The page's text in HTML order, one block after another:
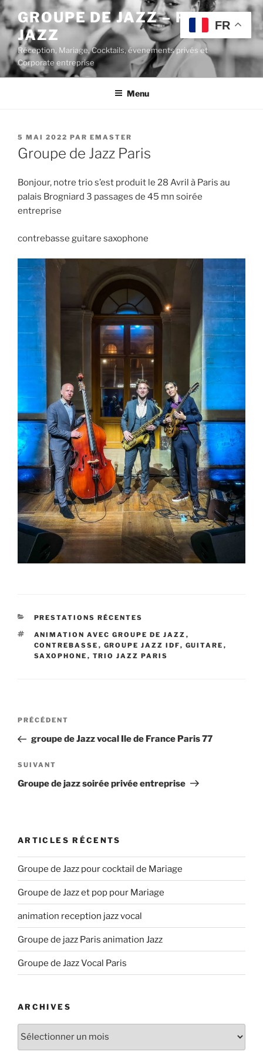
Aller
au
contenu
principal
GROUPE DE JAZZ – POP
JAZZ
Réception, Mariage, Cocktails, évenements privés et
Corporate entreprise
Menu
PUBLIÉ
LE
5 MAI 2022 PAR EMASTER
Groupe de Jazz Paris
Bonjour, notre trio s’est produit le 28 Avril à Paris au
palais Brogniard 3 passages de 45 mn soirée
entreprise
contrebasse guitare saxophone
CATÉGORIES
PRESTATIONS RÉCENTES
ÉTIQUETTES
ANIMATION AVEC GROUPE DE JAZZ ,
CONTREBASSE , GROUPE JAZZ IDF, GUITARE ,
SAXOPHONE , TRIO JAZZ PARIS
Navigation
l’article
Article
précédent
PRÉCÉDENT
groupe de Jazz vocal Ile de France Paris 77
Article
suivant
SUIVANT
Groupe de jazz soirée privée entreprise
ARTICLES RÉCENTS
Groupe de Jazz pour cocktail de Mariage
Groupe de Jazz et pop pour Mariage
animation reception jazz vocal
Groupe de jazz Paris animation Jazz
Groupe de Jazz Vocal Paris
ARCHIVES
FR